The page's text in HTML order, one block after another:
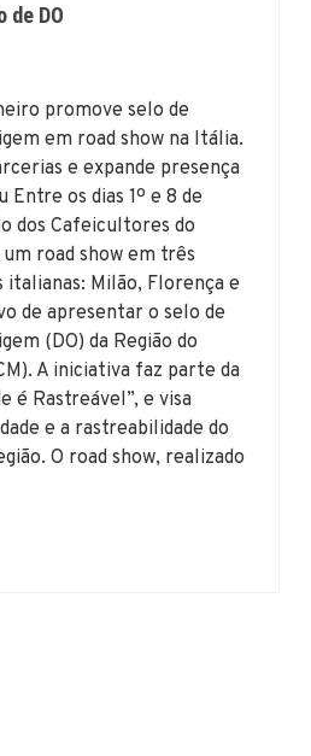
DO
promove selo de
em road show na Itália.
e expande presença
os dias 1º e 8 de
dos Cafeicultores do
road show em três
Milão, Florença e
de apresentar o selo de
(DO) da Região do
A iniciativa faz parte da
é Rastreável”, e visa
e a rastreabilidade do
O road show, realizado